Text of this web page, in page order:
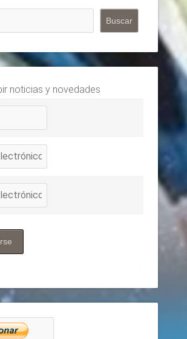
Buscar
noticias y novedades